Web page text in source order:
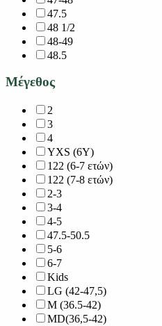
47.5
48 1/2
48-49
48.5
Μέγεθος
2
3
4
YXS (6Y)
122 (6-7 ετών)
122 (7-8 ετών)
2-3
3-4
4-5
47.5-50.5
5-6
6-7
Kids
LG (42-47,5)
M (36.5-42)
MD(36,5-42)